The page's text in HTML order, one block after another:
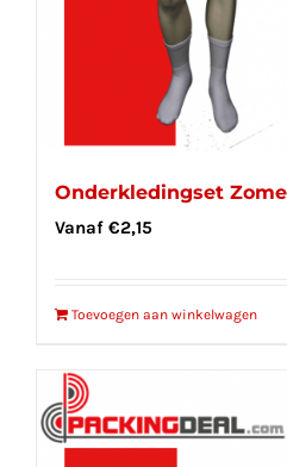
Onderkledingset
Vanaf €2,15
Toevoegen aan winkelwagen